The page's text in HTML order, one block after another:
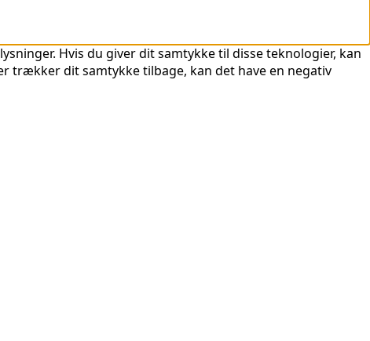
Hvis du giver dit samtykke til disse teknologier, kan
trækker dit samtykke tilbage, kan det have en negativ